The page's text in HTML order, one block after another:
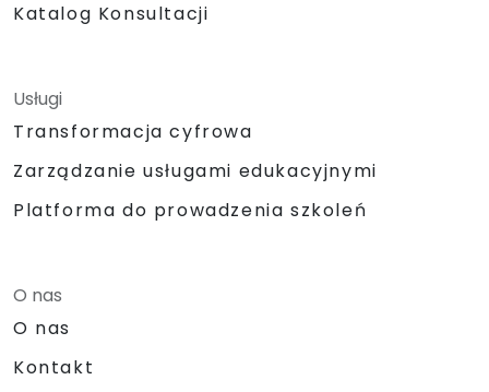
Katalog Konsultacji
Usługi
Transformacja cyfrowa
Zarządzanie usługami edukacyjnymi
Platforma do prowadzenia szkoleń
O nas
O nas
Kontakt